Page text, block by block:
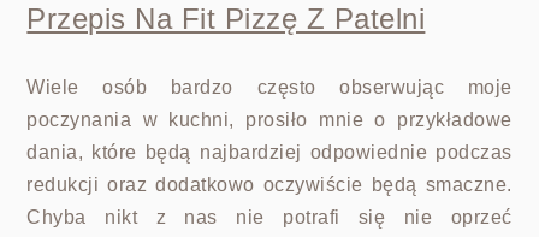
Przepis Na Fit Pizzę Z Patelni
Wiele osób bardzo często obserwując moje
poczynania w kuchni, prosiło mnie o przykładowe
dania, które będą najbardziej odpowiednie podczas
redukcji oraz dodatkowo oczywiście będą smaczne.
Chyba nikt z nas nie potrafi się nie oprzeć